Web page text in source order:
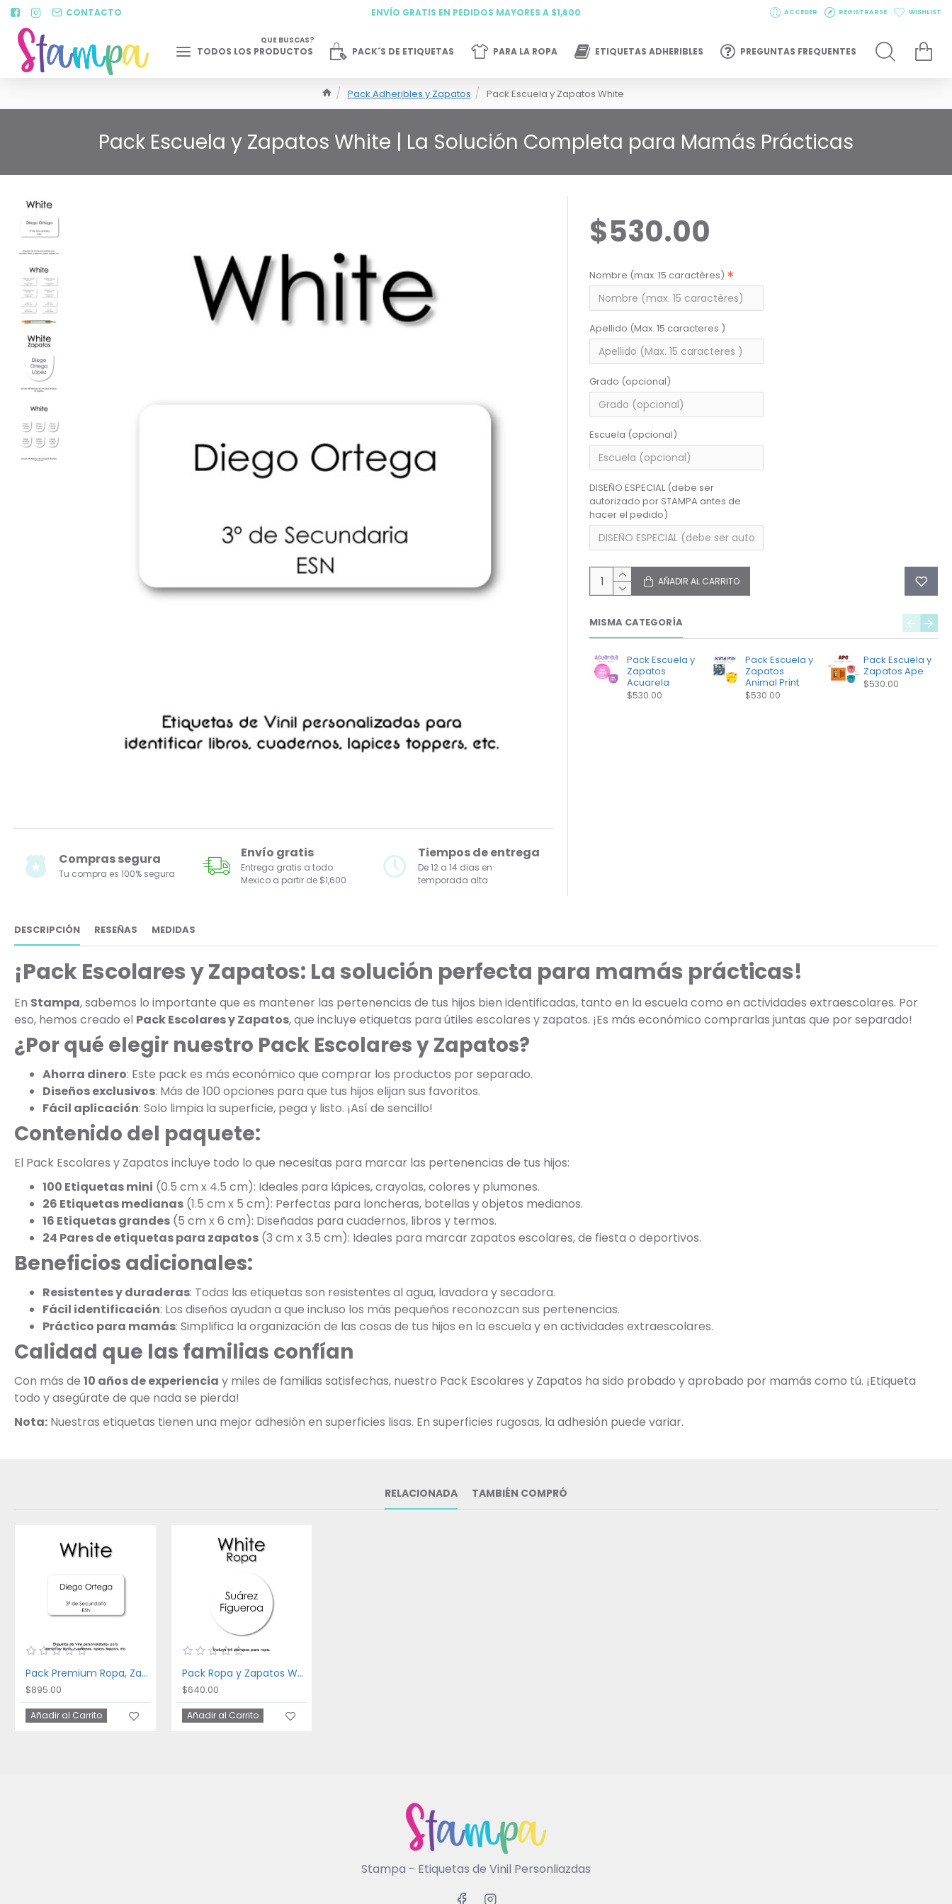
CONTACTO ENVÍO GRATIS EN PEDIDOS MAYORES A $1,600 ACCEDER REGISTRARSE WISHLIST
TODOS LOS PRODUCTOS
QUE BUSCAS?
PACK´S DE ETIQUETAS PARA LA ROPA ETIQUETAS ADHERIBLES PREGUNTAS FREQUENTES
Pack Adheribles y Zapatos Pack Escuela y Zapatos White
Pack Escuela y Zapatos White | La Solución Completa para Mamás Prácticas
Compras segura
Tu compra es 100% segura
Envío gratis
Entrega gratis a todo
Mexico a partir de $1,600
Tiempos de entrega
De 12 a 14 dias en
temporada alta
$530.00
Nombre (max. 15 caractères)
Apellido (Max. 15 caracteres )
Grado (opcional)
Escuela (opcional)
DISEÑO ESPECIAL (debe ser
autorizado por STAMPA antes de
hacer el pedido)
AÑADIR AL CARRITO
MISMA CATEGORÍA
Pack Escuela y
Zapatos
Acuarela
$530.00
Pack Escuela y
Zapatos
Animal Print
$530.00
Pack Escuela y
Zapatos Ape
$530.00
DESCRIPCIÓN RESEÑAS MEDIDAS
¡Pack Escolares y Zapatos: La solución perfecta para mamás prácticas!
En Stampa, sabemos lo importante que es mantener las pertenencias de tus hijos bien identificadas, tanto en la escuela como en actividades extraescolares. Por
eso, hemos creado el Pack Escolares y Zapatos, que incluye etiquetas para útiles escolares y zapatos. ¡Es más económico comprarlas juntas que por separado!
¿Por qué elegir nuestro Pack Escolares y Zapatos?
Ahorra dinero: Este pack es más económico que comprar los productos por separado.
Diseños exclusivos: Más de 100 opciones para que tus hijos elijan sus favoritos.
Fácil aplicación: Solo limpia la superficie, pega y listo. ¡Así de sencillo!
Contenido del paquete:
El Pack Escolares y Zapatos incluye todo lo que necesitas para marcar las pertenencias de tus hijos:
100 Etiquetas mini (0.5 cm x 4.5 cm): Ideales para lápices, crayolas, colores y plumones.
26 Etiquetas medianas (1.5 cm x 5 cm): Perfectas para loncheras, botellas y objetos medianos.
16 Etiquetas grandes (5 cm x 6 cm): Diseñadas para cuadernos, libros y termos.
24 Pares de etiquetas para zapatos (3 cm x 3.5 cm): Ideales para marcar zapatos escolares, de fiesta o deportivos.
Beneficios adicionales:
Resistentes y duraderas: Todas las etiquetas son resistentes al agua, lavadora y secadora.
Fácil identificación: Los diseños ayudan a que incluso los más pequeños reconozcan sus pertenencias.
Práctico para mamás: Simplifica la organización de las cosas de tus hijos en la escuela y en actividades extraescolares.
Calidad que las familias confían
Con más de 10 años de experiencia y miles de familias satisfechas, nuestro Pack Escolares y Zapatos ha sido probado y aprobado por mamás como tú. ¡Etiqueta
todo y asegúrate de que nada se pierda!
Nota: Nuestras etiquetas tienen una mejor adhesión en superficies lisas. En superficies rugosas, la adhesión puede variar.
RELACIONADA TAMBIÉN COMPRÓ
Pack Premium Ropa, Zapatos y Escuela White
$895.00
Añadir al Carrito
Pack Ropa y Zapatos White
$640.00
Añadir al Carrito
Stampa - Etiquetas de Vinil Personliazdas